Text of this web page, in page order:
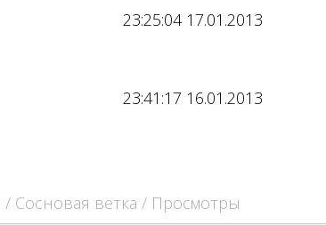
23:25:04 17.01.2013
23:41:17 16.01.2013
/ Сосновая ветка / Просмотры